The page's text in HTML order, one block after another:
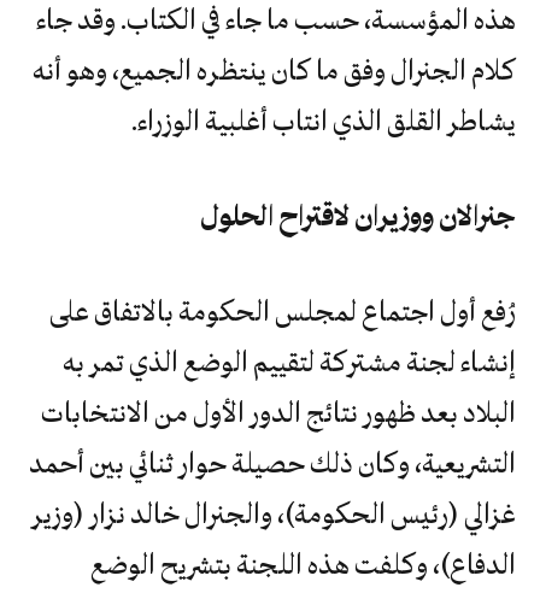
هذه المؤسسة، حسب ما جاء في الكتاب. وقد جاء
‬يشاطر‭ ‬القلق‭ ‬الذي‭ ‬انتاب‭ ‬أغلبية‭ ‬الوزراء‭.‬
جنرالان‭ ‬ووزيران‭ ‬لاقتراح‭ ‬الحلول
رُفع أول اجتماع لمجلس الحكومة بالاتفاق على
إنشاء لجنة مشتركة لتقييم الوضع الذي تمر به
البلاد بعد ظهور نتائج الدور الأول من الانتخابات
التشريعية، وكان ذلك حصيلة حوار ثنائي بين أحمد
غزالي (رئيس الحكومة)، والجنرال خالد نزار (وزير